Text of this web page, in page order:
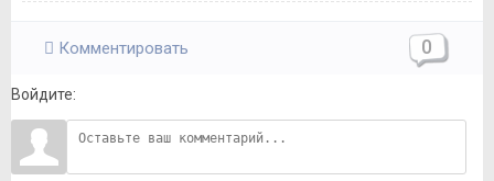
Комментировать 0
Войдите: